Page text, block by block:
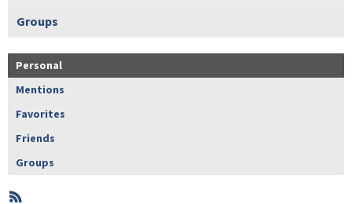
Groups
Personal
Mentions
Favorites
Friends
Groups